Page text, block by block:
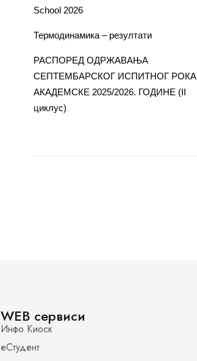
School 2026
Термодинамика – резултати
РАСПОРЕД ОДРЖАВАЊА
СЕПТЕМБАРСКОГ ИСПИТНОГ РОКА
АКАДЕМСКЕ 2025/2026. ГОДИНЕ (II
циклус)
WEB сервиси
Инфо Киоск
еСтудент